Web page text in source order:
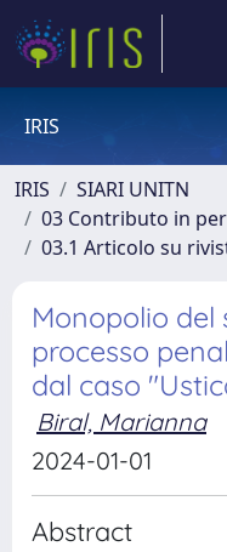
IRIS
IRIS
SIARI UNITN
03 Contributo in
03.1 Articolo su
Monopolio del
processo
dal caso
Biral, Marianna
2024-01-01
Abstract